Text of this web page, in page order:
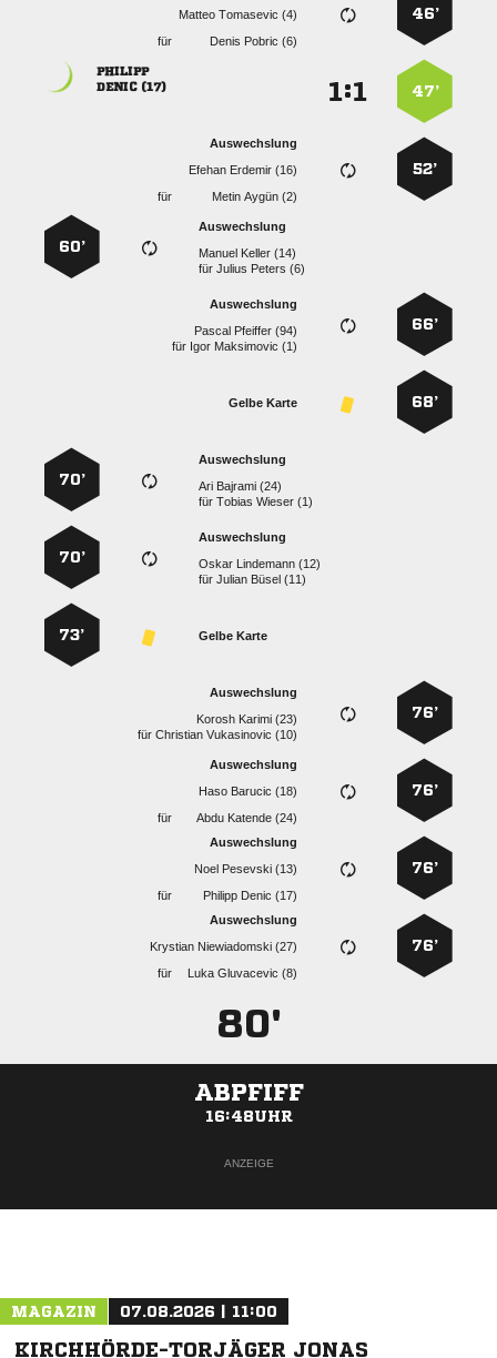
46’
  
für
  
47’
:

 
52’
Auswechslung
  
für
  
Auswechslung
  
für  
60’
66’
Auswechslung
  
für   
68’
Gelbe Karte
Auswechslung
  
für  
70’
Auswechslung
  
für  
70’
Gelbe Karte
73’
76’
Auswechslung
  
für  
76’
Auswechslung
  
für
  
76’
Auswechslung
  
für
  
76’
Auswechslung
  
für
  
80'
ABPFIFF
16:48UHR
ANZEIGE
MAGAZIN 07.08.2026 | 11:00
KIRCHHÖRDE-TORJÄGER JONAS